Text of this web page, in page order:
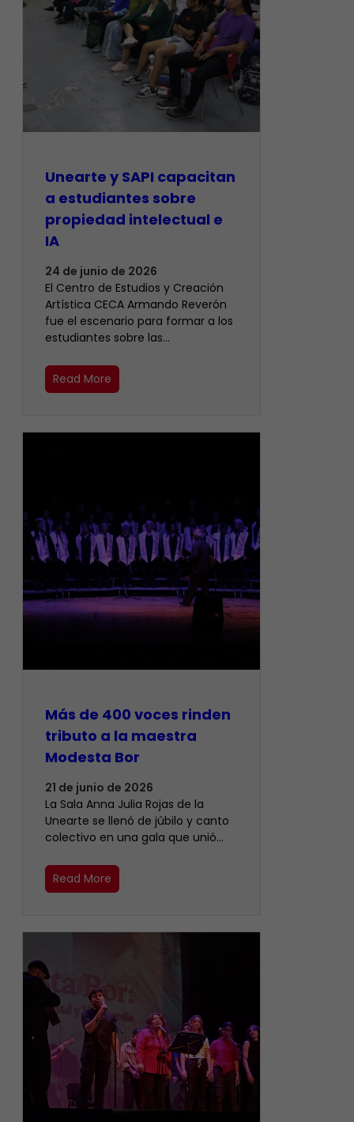
Unearte y SAPI capacitan
a estudiantes sobre
propiedad intelectual e
IA
24 de junio de 2026
El Centro de Estudios y Creación
Artística CECA Armando Reverón
fue el escenario para formar a los
estudiantes sobre las…
Read More
Más de 400 voces rinden
tributo a la maestra
Modesta Bor
21 de junio de 2026
​La Sala Anna Julia Rojas de la
Unearte se llenó de júbilo y canto
colectivo en una gala que unió…
Read More